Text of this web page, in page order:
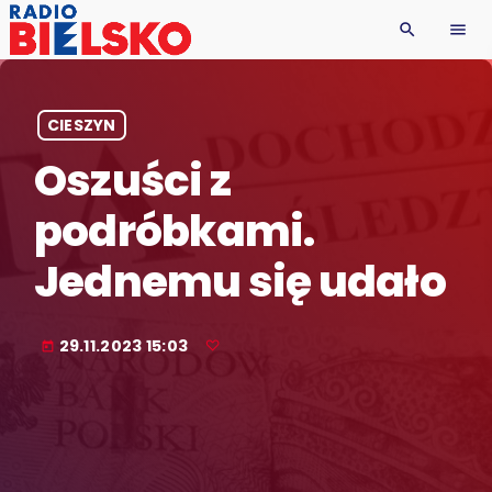
search menu
CIESZYN
Oszuści z
podróbkami.
Jednemu się udało
today 29.11.2023 15:03